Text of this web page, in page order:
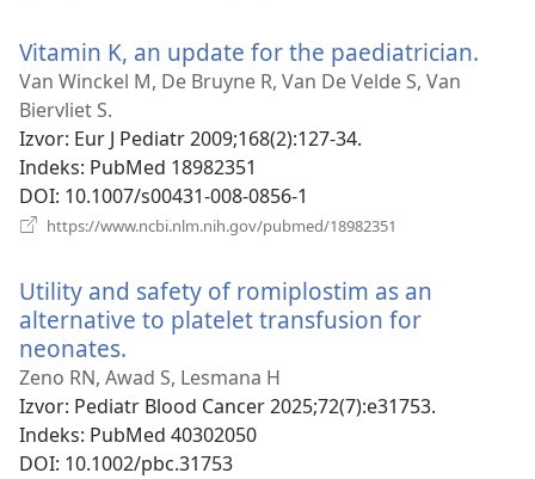
prozor)
Vitamin K, an update for the paediatrician.
Van Winckel M, De Bruyne R, Van De Velde S, Van
Biervliet S.
Izvor‎: Eur J Pediatr 2009;168(2):127-34.
Indeks‎: PubMed 18982351
DOI‎: 10.1007/s00431-008-0856-1
https://www.ncbi.nlm.nih.gov/pubmed/18982351
prozor)
Utility and safety of romiplostim as an
alternative to platelet transfusion for
neonates.
se
novi
prozor)
Zeno RN, Awad S, Lesmana H
Izvor‎: Pediatr Blood Cancer 2025;72(7):e31753.
Indeks‎: PubMed 40302050
DOI‎: 10.1002/pbc.31753